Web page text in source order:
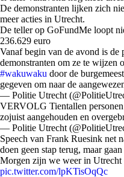
De demonstranten lijken zich
meer acties in Utrecht.
De teller op GoFundMe loopt
236.629 euro
Vanaf begin van de avond is
demonstranten om ze te wijzen
#wakuwaku door de
gegeven om naar de
— Politie Utrecht
VERVOLG Tientallen
zojuist aangehouden en
— Politie Utrecht
Speech van Frank Ruesink net
doen geen stap terug, maar
Morgen zijn we weer in Utrecht
pic.twitter.com/lpKTisOqQc